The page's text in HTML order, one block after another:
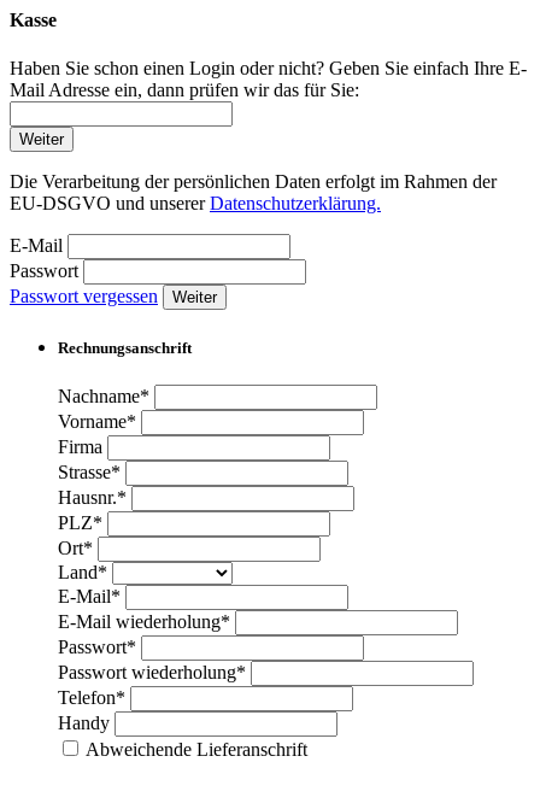
Kasse
Haben Sie schon einen Login oder nicht? Geben Sie einfach Ihre E-
Mail Adresse ein, dann prüfen wir das für Sie:
Weiter
Die Verarbeitung der persönlichen Daten erfolgt im Rahmen der
EU-DSGVO und unsererDatenschutzerklärung.
E-Mail
Passwort
Passwort vergessen
Weiter
Rechnungsanschrift
Nachname*
Vorname*
Firma
Strasse*
Hausnr.*
PLZ*
Ort*
Land*
E-Mail*
E-Mail wiederholung*
Passwort*
Passwort wiederholung*
Telefon*
Handy
Abweichende Lieferanschrift